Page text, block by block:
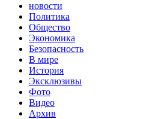
новости
Политика
Общество
Экономика
Безопасность
В мире
История
Эксклюзивы
Фото
Видео
Архив